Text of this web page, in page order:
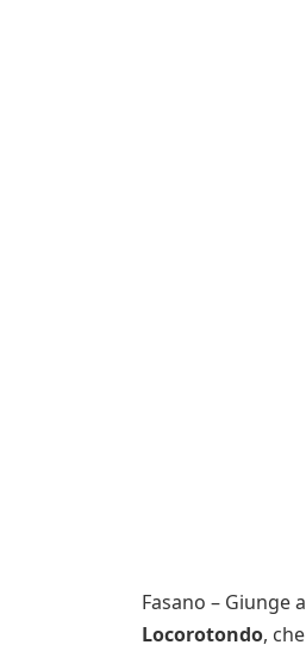
Fasano – Giunge
Locorotondo,